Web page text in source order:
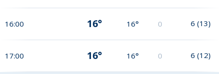
16:00 16° 16° 0 6 (13)
17:00 16° 16° 0 6 (12)